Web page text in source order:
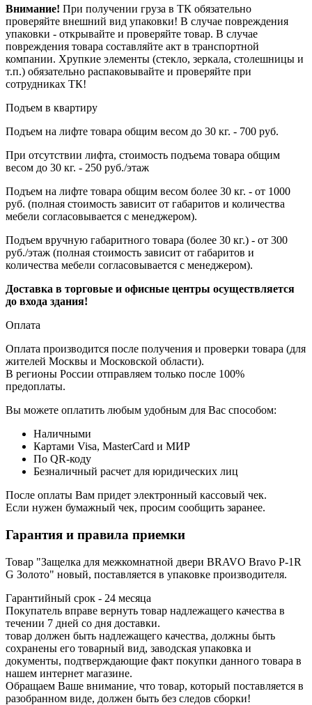
Внимание! При получении груза в ТК обязательно
проверяйте внешний вид упаковки! В случае повреждения
упаковки - открывайте и проверяйте товар. В случае
повреждения товара составляйте акт в транспортной
компании. Хрупкие элементы (стекло, зеркала, столешницы и
т.п.) обязательно распаковывайте и проверяйте при
сотрудниках ТК!
Подъем в квартиру
Подъем на лифте товара общим весом до 30 кг. - 700 руб.
При отсутствии лифта, стоимость подъема товара общим
весом до 30 кг. - 250 руб./этаж
Подъем на лифте товара общим весом более 30 кг. - от 1000
руб. (полная стоимость зависит от габаритов и количества
мебели согласовывается с менеджером).
Подъем вручную габаритного товара (более 30 кг.) - от 300
руб./этаж (полная стоимость зависит от габаритов и
количества мебели согласовывается с менеджером).
Доставка в торговые и офисные центры осуществляется
до входа здания!
Оплата
Оплата производится после получения и проверки товара (для
жителей Москвы и Московской области).
В регионы России отправляем только после 100%
предоплаты.
Вы можете оплатить любым удобным для Вас способом:
Наличными
Картами Visa, MasterCard и МИР
По QR-коду
Безналичный расчет для юридических лиц
После оплаты Вам придет электронный кассовый чек.
Если нужен бумажный чек, просим сообщить заранее.
Гарантия и правила приемки
Товар "Защелка для межкомнатной двери BRAVO Bravo P-1R
G Золото" новый, поставляется в упаковке производителя.
Гарантийный срок - 24 месяца
Покупатель вправе вернуть товар надлежащего качества в
течении 7 дней со дня доставки.
товар должен быть надлежащего качества, должны быть
сохранены его товарный вид, заводская упаковка и
документы, подтверждающие факт покупки данного товара в
нашем интернет магазине.
Обращаем Ваше внимание, что товар, который поставляется в
разобранном виде, должен быть без следов сборки!